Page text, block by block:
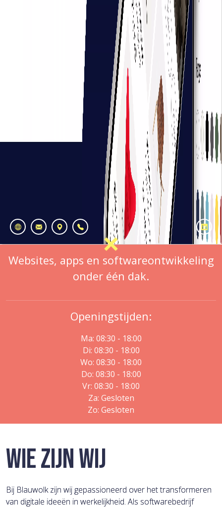
Websites, apps en softwareontwikkeling
onder één dak.
Openingstijden:
Ma: 08:30 - 18:00
Di: 08:30 - 18:00
Wo: 08:30 - 18:00
Do: 08:30 - 18:00
Vr: 08:30 - 18:00
Za: Gesloten
Zo: Gesloten
WIE ZIJN WIJ
Bij Blauwolk zijn wij gepassioneerd over het transformeren
van digitale ideeën in werkelijkheid. Als softwarebedrijf